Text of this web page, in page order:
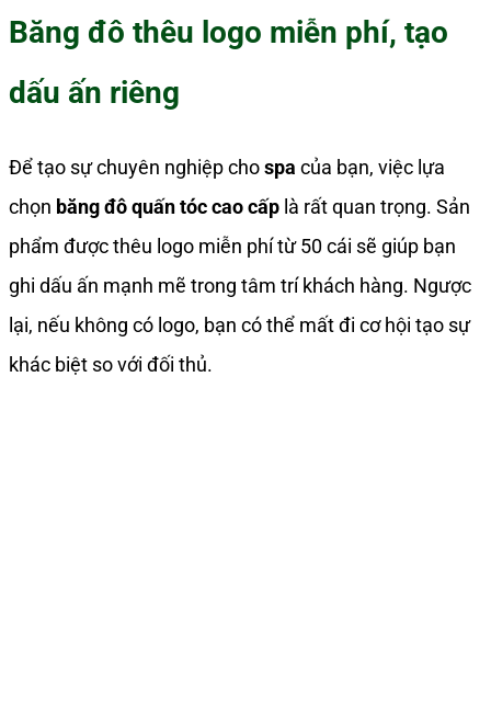
Băng đô thêu logo miễn phí, tạo
dấu ấn riêng
Để tạo sự chuyên nghiệp chospa của bạn, việc lựa
chọn băng đô quấn tóc cao cấp là rất quan trọng. Sản
phẩm được thêu logo miễn phí từ 50 cái sẽ giúp bạn
ghi dấu ấn mạnh mẽ trong tâm trí khách hàng. Ngược
lại, nếu không có logo, bạn có thể mất đi cơ hội tạo sự
khác biệt so với đối thủ.